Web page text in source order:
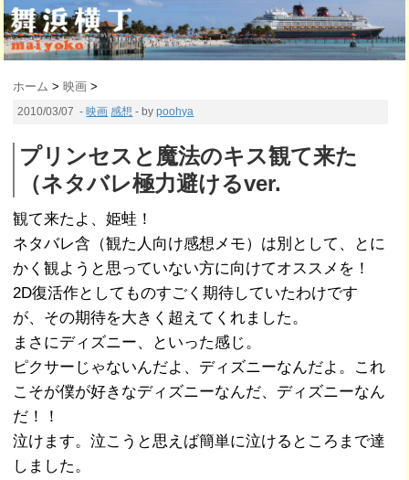
ホーム > 映画 >
2010/03/07 -映画 感想 - bypoohya
プリンセスと魔法のキス観て来た
（ネタバレ極力避けるver.
観て来たよ、姫蛙！
ネタバレ含（観た人向け感想メモ）は別として、とに
かく観ようと思っていない方に向けてオススメを！
2D復活作としてものすごく期待していたわけです
が、その期待を大きく超えてくれました。
まさにディズニー、といった感じ。
ピクサーじゃないんだよ、ディズニーなんだよ。これ
こそが僕が好きなディズニーなんだ、ディズニーなん
だ！！
泣けます。泣こうと思えば簡単に泣けるところまで達
しました。